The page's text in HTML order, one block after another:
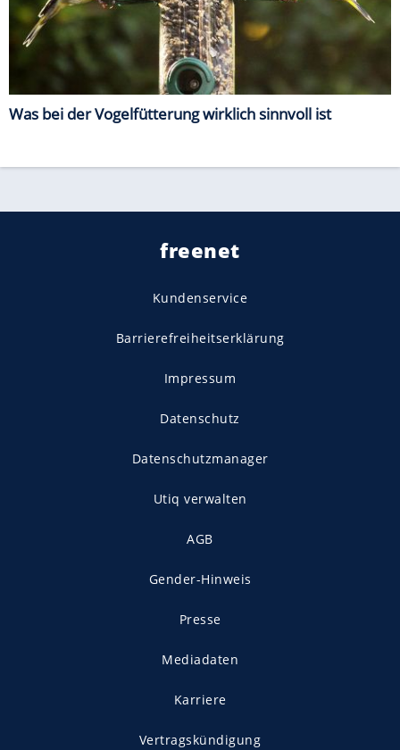
Was bei der Vogelfütterung wirklich sinnvoll ist
freenet
Kundenservice
Barrierefreiheitserklärung
Impressum
Datenschutz
Datenschutzmanager
Utiq verwalten
AGB
Gender-Hinweis
Presse
Mediadaten
Karriere
Vertragskündigung